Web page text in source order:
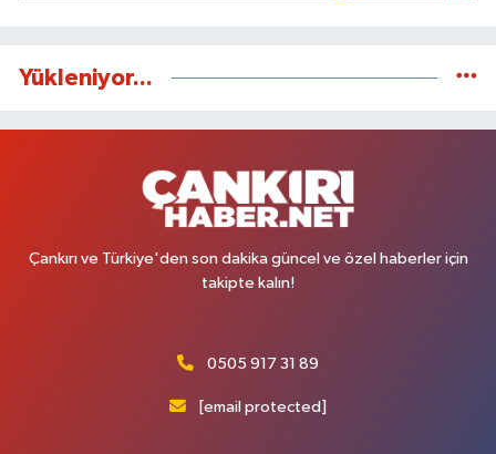
Yükleniyor...
Çankırı ve Türkiye'den son dakika güncel ve özel haberler için
takipte kalın!
0505 917 31 89
[email protected]